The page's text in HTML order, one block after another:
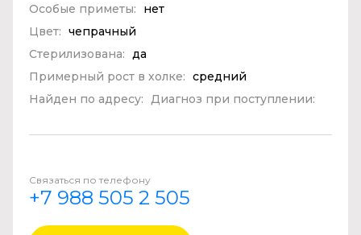
Особые приметы:
нет
Цвет: чепрачный
Стерилизована: да
Примерный рост в холке: средний
Найден по адресу: Диагноз при поступлении:
Связаться по телефону
+7 988 505 2 505